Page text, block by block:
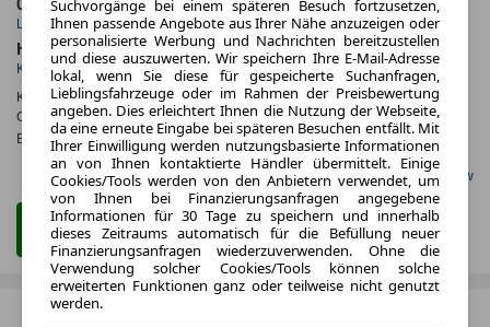
0.72
Leasingfaktor
ca. 131 kW (178 PS)
Leistung
Hybrid
Kraftstoff
Kraftstoffverbr.¹: ca. 4,7 l/100km(komb.)
CO
-Emissionen*:ca. 107 g/km(komb.)
Effizienzklasse:
C
Gefunden auf Carwow
Zum Leasing Angebot
Suchvorgänge bei einem späteren Besuch fortzusetzen,
Ihnen passende Angebote aus Ihrer Nähe anzuzeigen oder
personalisierte Werbung und Nachrichten bereitzustellen
und diese auszuwerten. Wir speichern Ihre E-Mail-Adresse
lokal, wenn Sie diese für gespeicherte Suchanfragen,
Lieblingsfahrzeuge oder im Rahmen der Preisbewertung
angeben. Dies erleichtert Ihnen die Nutzung der Webseite,
da eine erneute Eingabe bei späteren Besuchen entfällt. Mit
Ihrer Einwilligung werden nutzungsbasierte Informationen
an von Ihnen kontaktierte Händler übermittelt. Einige
Cookies/Tools werden von den Anbietern verwendet, um
von Ihnen bei Finanzierungsanfragen angegebene
Informationen für 30 Tage zu speichern und innerhalb
dieses Zeitraums automatisch für die Befüllung neuer
Finanzierungsanfragen wiederzuverwenden. Ohne die
Verwendung solcher Cookies/Tools können solche
erweiterten Funktionen ganz oder teilweise nicht genutzt
werden.